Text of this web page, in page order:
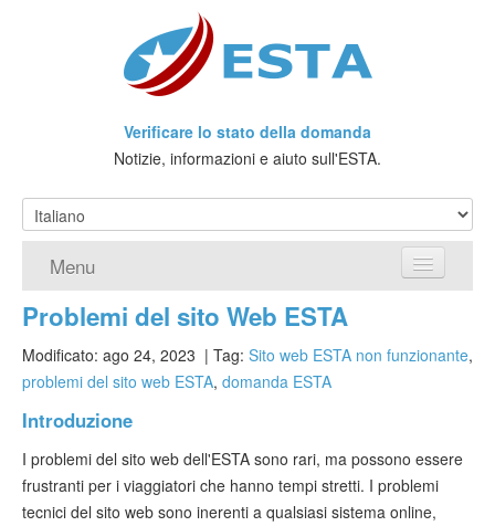
Verificare lo stato della domanda
Notizie, informazioni e aiuto sull'ESTA.
Menu
Home
Richiedere ESTA
Che cos'è l'ESTA?
Viaggio senza Visto
Verificare ESTA
Problemi del sito Web ESTA
Modificato: ago 24, 2023 | Tag: Sito web ESTA non funzionante,
problemi del sito web ESTA, domanda ESTA
Introduzione
I problemi del sito web dell'ESTA sono rari, ma possono essere
frustranti per i viaggiatori che hanno tempi stretti. I problemi
tecnici del sito web sono inerenti a qualsiasi sistema online,